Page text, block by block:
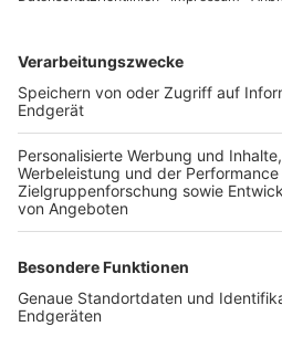
TOP-VEREINE
TOP-PARTNER